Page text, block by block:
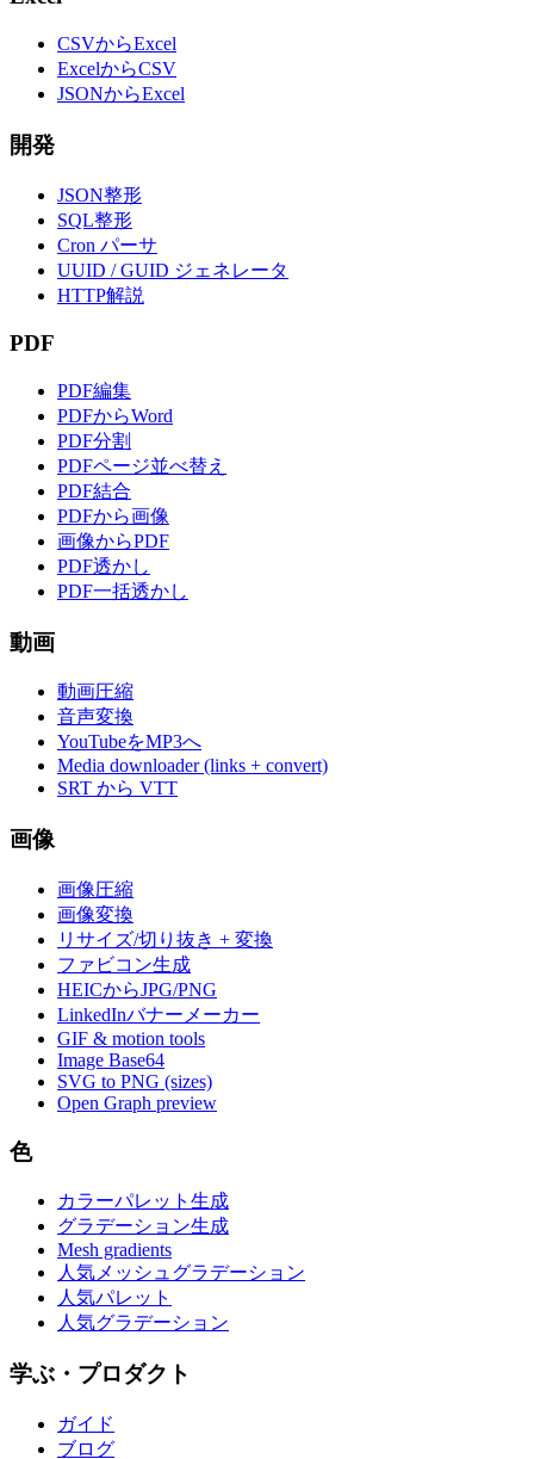
CSVからExcel
ExcelからCSV
JSONからExcel
開発
JSON整形
SQL整形
Cron パーサ
UUID / GUID ジェネレータ
HTTP解説
PDF
PDF編集
PDFからWord
PDF分割
PDFページ並べ替え
PDF結合
PDFから画像
画像からPDF
PDF透かし
PDF一括透かし
動画
動画圧縮
音声変換
YouTubeをMP3へ
Media downloader (links + convert)
SRT から VTT
画像
画像圧縮
画像変換
リサイズ/切り抜き + 変換
ファビコン生成
HEICからJPG/PNG
LinkedInバナーメーカー
GIF & motion tools
Image Base64
SVG to PNG (sizes)
Open Graph preview
色
カラーパレット生成
グラデーション生成
Mesh gradients
人気メッシュグラデーション
人気パレット
人気グラデーション
学ぶ・プロダクト
ガイド
ブログ